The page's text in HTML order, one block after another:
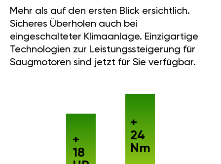
Mehr als auf den ersten Blick ersichtlich.
Sicheres Überholen auch bei
eingeschalteter Klimaanlage. Einzigartige
Technologien zur Leistungssteigerung für
Saugmotoren sind jetzt für Sie verfügbar.
+
18
+
24
Nm